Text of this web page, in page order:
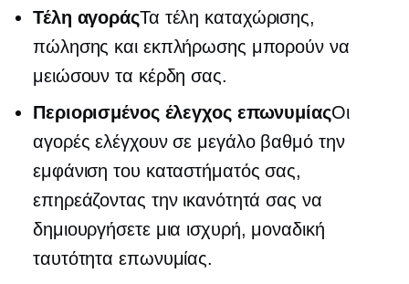
Τέλη αγοράςΤα τέλη καταχώρισης,
πώλησης και εκπλήρωσης μπορούν να
μειώσουν τα κέρδη σας.
Περιορισμένος έλεγχος επωνυμίαςΟι
αγορές ελέγχουν σε μεγάλο βαθμό την
εμφάνιση του καταστήματός σας,
επηρεάζοντας την ικανότητά σας να
δημιουργήσετε μια ισχυρή, μοναδική
ταυτότητα επωνυμίας.